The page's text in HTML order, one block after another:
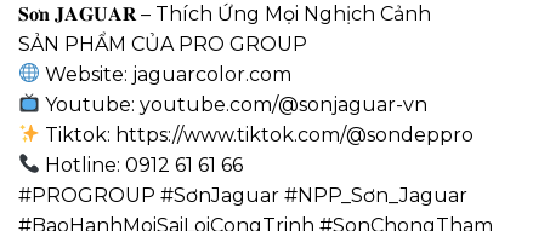
𝐒𝐨̛𝐧 𝐉𝐀𝐆𝐔𝐀𝐑 – Thích Ứng Mọi Nghịch Cảnh
SẢN PHẨM CỦA PRO GROUP
Website: jaguarcolor.com
Youtube: youtube.com/@sonjaguar-vn
Tiktok: https://www.tiktok.com/@sondeppro
Hotline: 0912 61 61 66
#PROGROUP #SơnJaguar #NPP_Sơn_Jaguar
#BaoHanhMoiSaiLoiCongTrinh #SonChongTham